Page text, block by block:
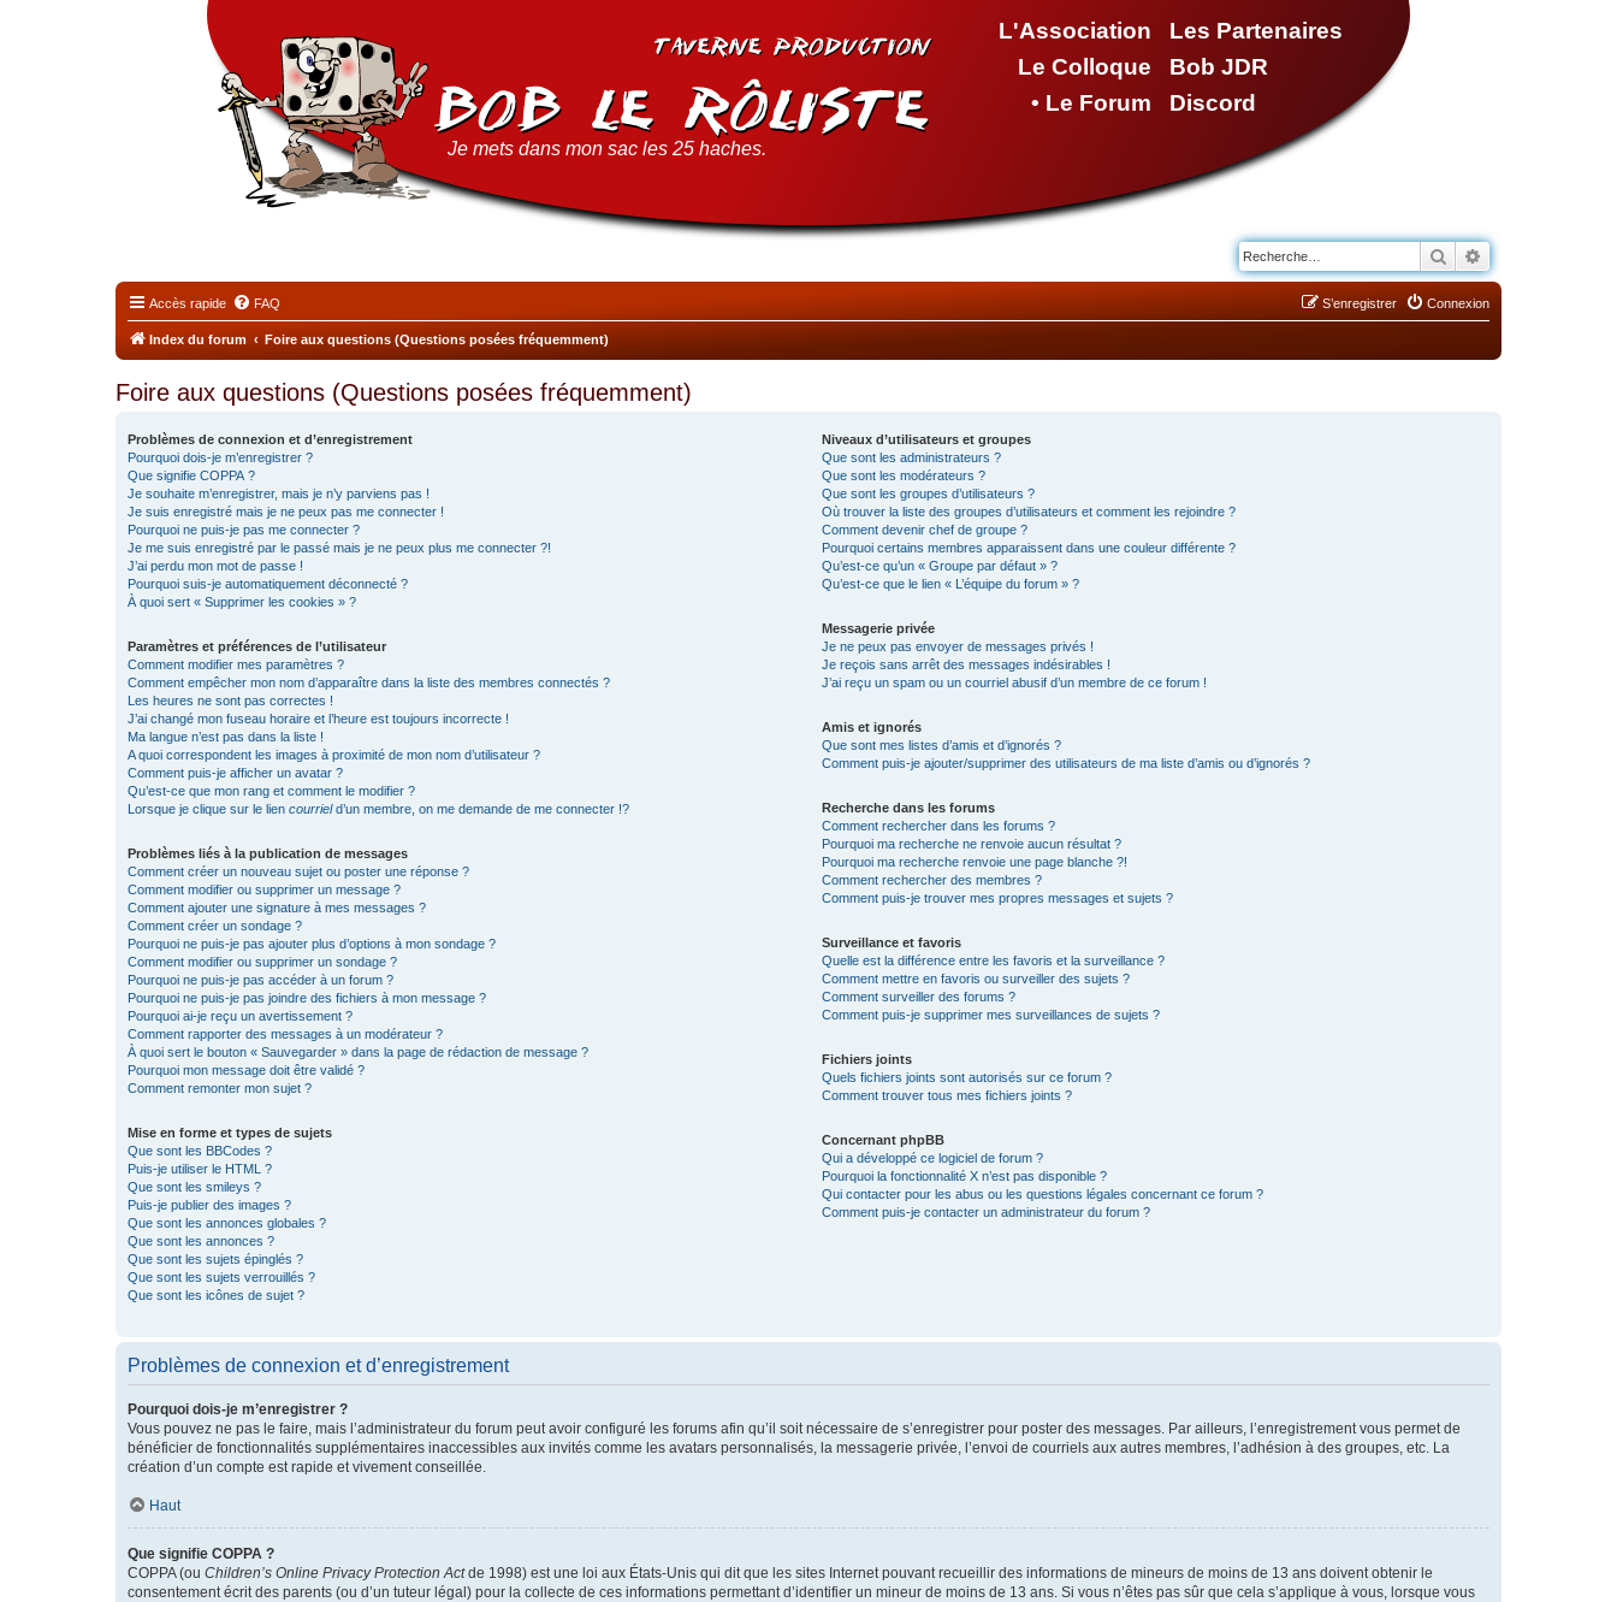
L'Association
Le Colloque
• Le Forum
Les Partenaires
Bob JDR
Discord
Je mets dans mon sac les 25 haches.
Rechercher
Accès rapide FAQ Connexion
S’enregistrer
Index du forum Foire aux questions (Questions posées fréquemment)
Foire aux questions (Questions posées fréquemment)
Problèmes de connexion et d’enregistrement
Pourquoi dois-je m’enregistrer ?
Que signifie COPPA ?
Je souhaite m’enregistrer, mais je n’y parviens pas !
Je suis enregistré mais je ne peux pas me connecter !
Pourquoi ne puis-je pas me connecter ?
Je me suis enregistré par le passé mais je ne peux plus me connecter ?!
J’ai perdu mon mot de passe !
Pourquoi suis-je automatiquement déconnecté ?
À quoi sert « Supprimer les cookies » ?
Paramètres et préférences de l’utilisateur
Comment modifier mes paramètres ?
Comment empêcher mon nom d’apparaître dans la liste des membres connectés ?
Les heures ne sont pas correctes !
J’ai changé mon fuseau horaire et l’heure est toujours incorrecte !
Ma langue n’est pas dans la liste !
A quoi correspondent les images à proximité de mon nom d’utilisateur ?
Comment puis-je afficher un avatar ?
Qu’est-ce que mon rang et comment le modifier ?
Lorsque je clique sur le lien courrield’un membre, on me demande de me connecter !?
Problèmes liés à la publication de messages
Comment créer un nouveau sujet ou poster une réponse ?
Comment modifier ou supprimer un message ?
Comment ajouter une signature à mes messages ?
Comment créer un sondage ?
Pourquoi ne puis-je pas ajouter plus d’options à mon sondage ?
Comment modifier ou supprimer un sondage ?
Pourquoi ne puis-je pas accéder à un forum ?
Pourquoi ne puis-je pas joindre des fichiers à mon message ?
Pourquoi ai-je reçu un avertissement ?
Comment rapporter des messages à un modérateur ?
À quoi sert le bouton « Sauvegarder » dans la page de rédaction de message ?
Pourquoi mon message doit être validé ?
Comment remonter mon sujet ?
Mise en forme et types de sujets
Que sont les BBCodes ?
Puis-je utiliser le HTML ?
Que sont les smileys ?
Puis-je publier des images ?
Que sont les annonces globales ?
Que sont les annonces ?
Que sont les sujets épinglés ?
Que sont les sujets verrouillés ?
Que sont les icônes de sujet ?
Niveaux d’utilisateurs et groupes
Que sont les administrateurs ?
Que sont les modérateurs ?
Que sont les groupes d’utilisateurs ?
Où trouver la liste des groupes d’utilisateurs et comment les rejoindre ?
Comment devenir chef de groupe ?
Pourquoi certains membres apparaissent dans une couleur différente ?
Qu’est-ce qu’un « Groupe par défaut » ?
Qu’est-ce que le lien « L’équipe du forum » ?
Messagerie privée
Je ne peux pas envoyer de messages privés !
Je reçois sans arrêt des messages indésirables !
J’ai reçu un spam ou un courriel abusif d’un membre de ce forum !
Amis et ignorés
Que sont mes listes d’amis et d’ignorés ?
Comment puis-je ajouter/supprimer des utilisateurs de ma liste d’amis ou d’ignorés ?
Recherche dans les forums
Comment rechercher dans les forums ?
Pourquoi ma recherche ne renvoie aucun résultat ?
Pourquoi ma recherche renvoie une page blanche ?!
Comment rechercher des membres ?
Comment puis-je trouver mes propres messages et sujets ?
Surveillance et favoris
Quelle est la différence entre les favoris et la surveillance ?
Comment mettre en favoris ou surveiller des sujets ?
Comment surveiller des forums ?
Comment puis-je supprimer mes surveillances de sujets ?
Fichiers joints
Quels fichiers joints sont autorisés sur ce forum ?
Comment trouver tous mes fichiers joints ?
Concernant phpBB
Qui a développé ce logiciel de forum ?
Pourquoi la fonctionnalité X n’est pas disponible ?
Qui contacter pour les abus ou les questions légales concernant ce forum ?
Comment puis-je contacter un administrateur du forum ?
Problèmes de connexion et d’enregistrement
Pourquoi dois-je m’enregistrer ?
Vous pouvez ne pas le faire, mais l’administrateur du forum peut avoir configuré les forums afin qu’il soit nécessaire de s’enregistrer pour poster des messages. Par ailleurs, l’enregistrement vous permet de
bénéficier de fonctionnalités supplémentaires inaccessibles aux invités comme les avatars personnalisés, la messagerie privée, l’envoi de courriels aux autres membres, l’adhésion à des groupes, etc. La
création d’un compte est rapide et vivement conseillée.
Haut
Que signifie COPPA ?
COPPA (ou Children’s Online Privacy Protection Actde 1998) est une loi aux États-Unis qui dit que les sites Internet pouvant recueillir des informations de mineurs de moins de 13 ans doivent obtenir le
consentement écrit des parents (ou d’un tuteur légal) pour la collecte de ces informations permettant d’identifier un mineur de moins de 13 ans. Si vous n’êtes pas sûr que cela s’applique à vous, lorsque vous